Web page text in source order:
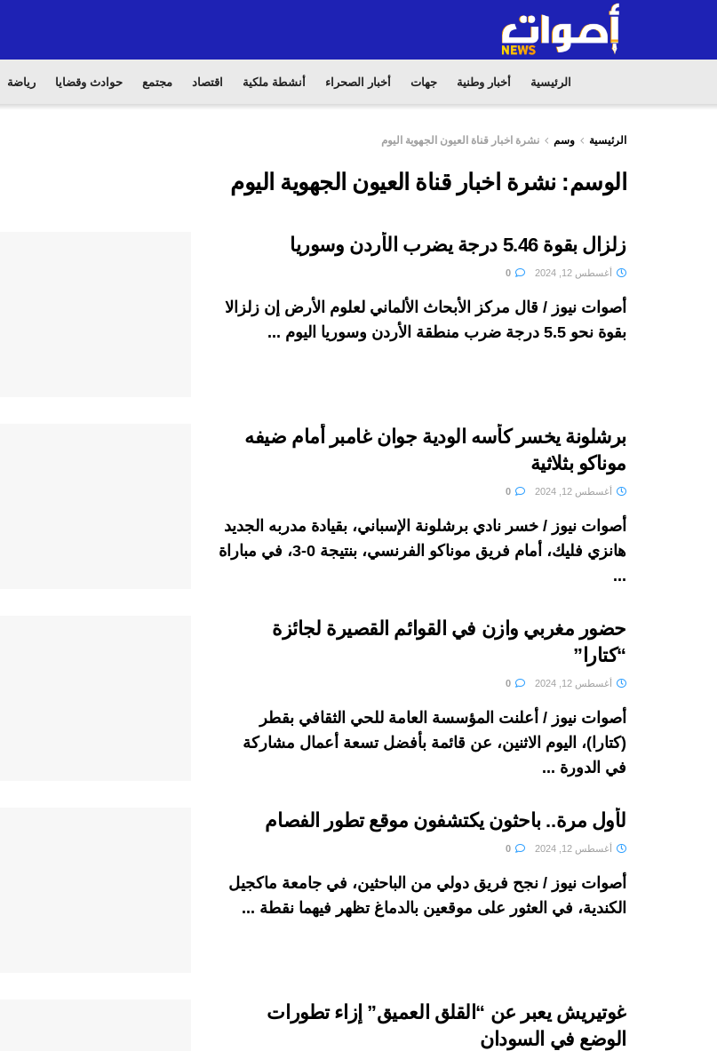
الرئيسية أخبار وطنية جهات أخبار الصحراء أنشطة ملكية اقتصاد مجتمع حوادث وقضايا رياضة
الرئيسية وسم نشرة اخبار قناة العيون الجهوية اليوم
الوسم: نشرة اخبار قناة العيون الجهوية اليوم
زلزال بقوة 5.46 درجة يضرب الأردن وسوريا
أغسطس 12, 2024
أصوات نيوز / قال مركز الأبحاث الألماني لعلوم الأرض إن زلزالا
بقوة نحو 5.5 درجة ضرب منطقة الأردن وسوريا اليوم ...
برشلونة ⁦‪يخسر كأسه الودية جوان غامبر أمام ضيفه
موناكو بثلاثية
أغسطس 12, 2024
أصوات نيوز / خسر نادي برشلونة الإسباني، بقيادة مدربه الجديد
هانزي فليك، أمام فريق موناكو الفرنسي، بنتيجة 0-3، في مباراة
...
حضور مغربي وازن في القوائم القصيرة لجائزة
“كتارا”
أغسطس 12, 2024
أصوات نيوز / أعلنت المؤسسة العامة للحي الثقافي بقطر
(كتارا)، اليوم الاثنين، عن قائمة بأفضل تسعة أعمال مشاركة
في الدورة ...
لأول مرة.. باحثون يكتشفون موقع تطور الفصام
أغسطس 12, 2024
أصوات نيوز / نجح فريق دولي من الباحثين، في جامعة ماكجيل
الكندية، في العثور على موقعين بالدماغ تظهر فيهما نقطة ...
غوتيريش يعبر عن “القلق العميق” إزاء تطورات
الوضع في السودان